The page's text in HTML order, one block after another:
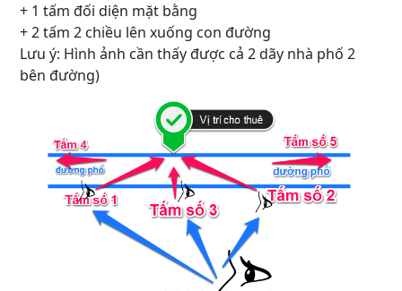
+ 1 tấm đối diện mặt bằng
+ 2 tấm 2 chiều lên xuống con đường
Lưu ý: Hình ảnh cần thấy được cả 2 dãy nhà phố 2
bên đường)